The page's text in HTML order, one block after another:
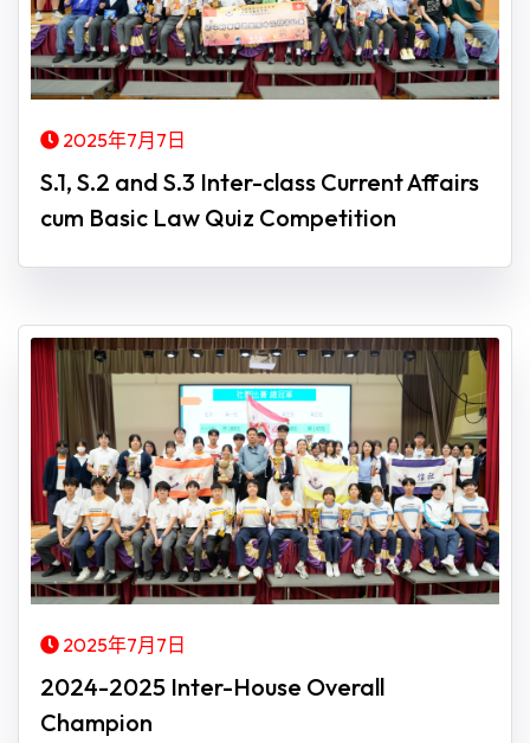
2025年7月7日
S.1, S.2 and S.3 Inter-class Current Affairs
cum Basic Law Quiz Competition
2025年7月7日
2024-2025 Inter-House Overall
Champion